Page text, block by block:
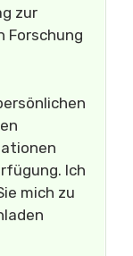
zur
Forschung
Ich
mich zu